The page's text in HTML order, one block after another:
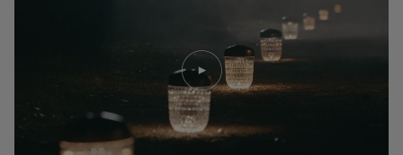
Lire
la
video
Youtube
video,
Folia
mini